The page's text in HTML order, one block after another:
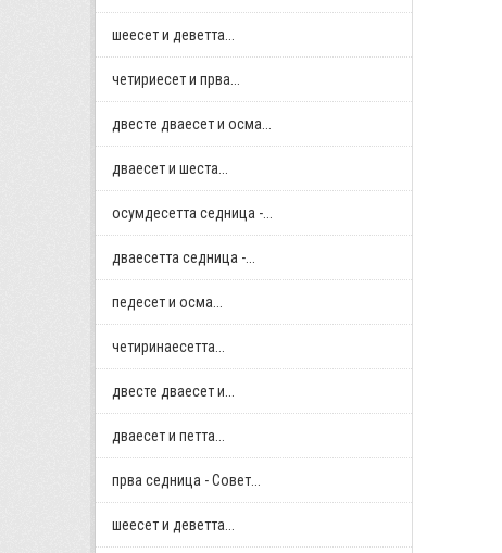
шеесет и деветта...
четириесет и прва...
двестe дваесет и осма...
дваесет и шеста...
осумдесетта седница -...
дваесетта седница -...
педесет и осма...
четиринаесетта...
двестe дваесет и...
дваесет и петта...
прва седница - Совет...
шеесет и деветта...